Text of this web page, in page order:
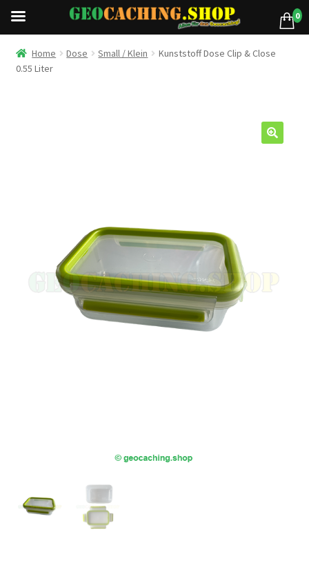
Home Dose Small / Klein
Kunststoff Dose Clip & Close
0.55 Liter
0